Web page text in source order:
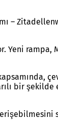
–
Yeni rampa,
bir